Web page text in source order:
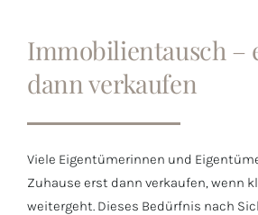
Immobilientausch –
dann verkaufen
Viele Eigentümerinnen und
Zuhause erst dann verkaufen, wenn
weitergeht. Dieses Bedürfnis nach